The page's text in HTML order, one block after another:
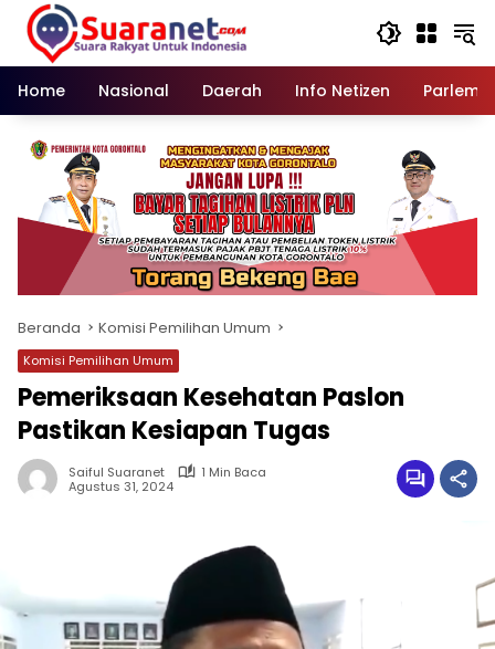
Langsung
konten
Home
Nasional Daerah Info Netizen
Beranda Komisi Pemilihan Umum
Komisi Pemilihan Umum
Pemeriksaan Kesehatan Paslon
Pastikan Kesiapan Tugas
Saiful Suaranet
1 Min Baca
Agustus 31, 2024